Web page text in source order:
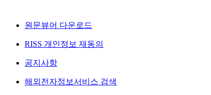
원문뷰어 다운로드
RISS 개인정보 재동의
공지사항
해외전자정보서비스 검색